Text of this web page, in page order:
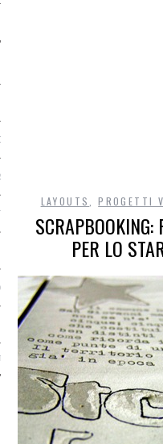
DI ACCESSO AI DATI
LAYOUTS ,PROGETTI
SCRAPBOOKING:
PER LO